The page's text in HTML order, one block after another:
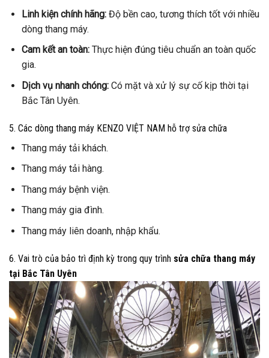
Linh kiện chính hãng:Độ bền cao, tương thích tốt với nhiều
dòng thang máy.
Cam kết an toàn:Thực hiện đúng tiêu chuẩn an toàn quốc
gia.
Dịch vụ nhanh chóng:Có mặt và xử lý sự cố kịp thời tại
Bắc Tân Uyên.
5. Các dòng thang máy KENZO VIỆT NAM hỗ trợ sửa chữa
Thang máy tải khách.
Thang máy tải hàng.
Thang máy bệnh viện.
Thang máy gia đình.
Thang máy liên doanh, nhập khẩu.
6. Vai trò của bảo trì định kỳ trong quy trình sửa chữa thang máy
tại Bắc Tân Uyên